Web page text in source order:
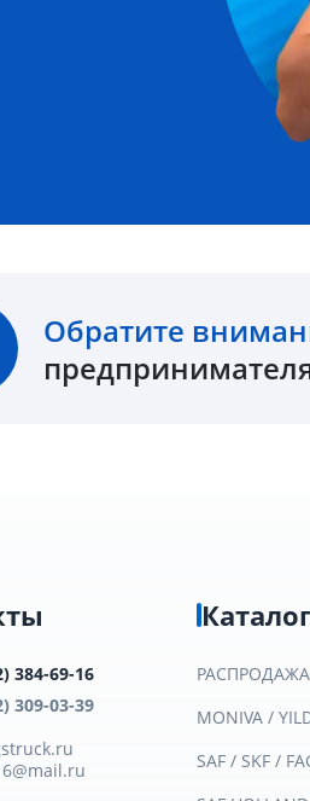
Обратите
384-69-16
309-03-39
Каталог
РАСПРОДАЖА
MONIVA /
SAF / SKF /